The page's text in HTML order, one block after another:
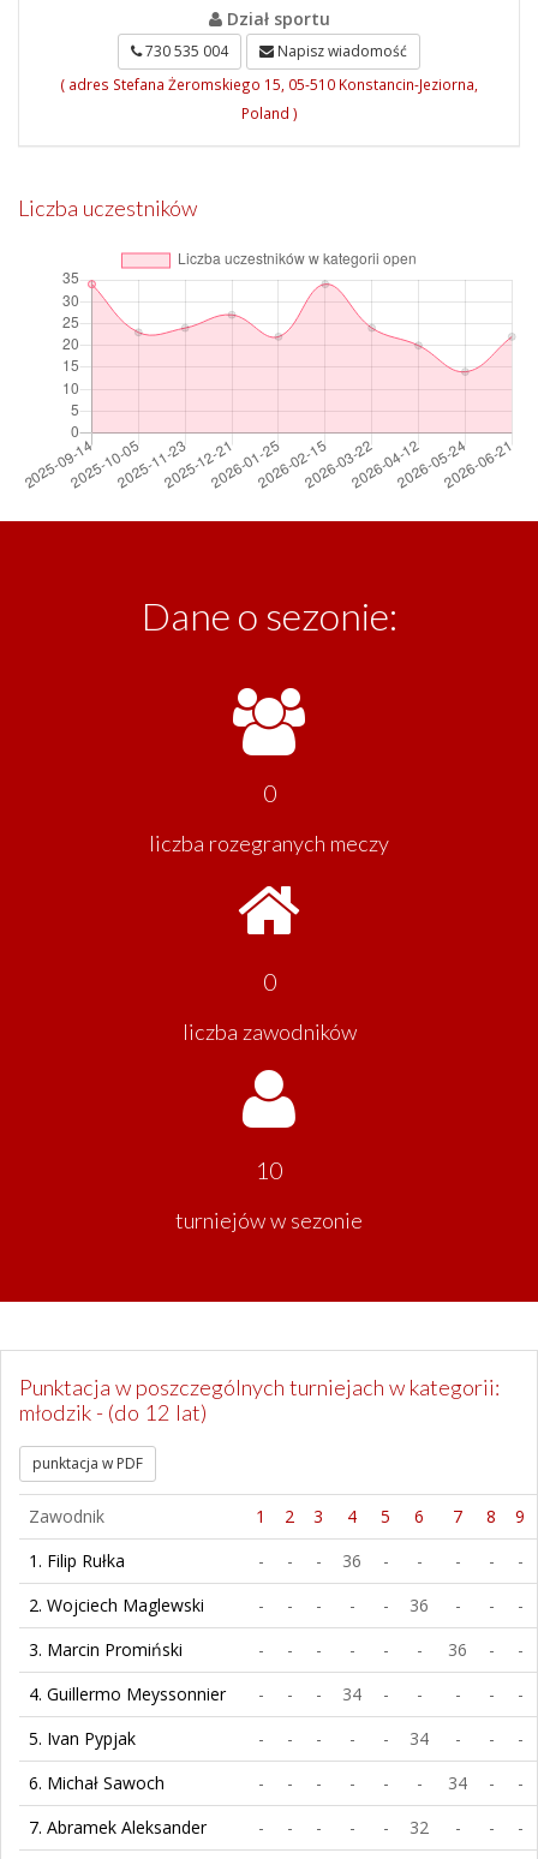
Dział sportu
730 535 004 Napisz wiadomość
( adres Stefana Żeromskiego 15, 05-510 Konstancin-Jeziorna,
Poland )
Liczba uczestników
Dane o sezonie:
0
liczba rozegranych meczy
0
liczba zawodników
10
turniejów w sezonie
Punktacja w poszczególnych turniejach w kategorii:
młodzik - (do 12 lat)
punktacja w PDF
Zawodnik 1 2 3 4 5 6 7 8
9
1. Filip Rułka
- - - 36 - - - -
-
2. Wojciech Maglewski
- - - - - 36 - -
-
3. Marcin Promiński
- - - - - - 36 -
-
4. Guillermo Meyssonnier
- - - 34 - - - -
-
5. Ivan Pypjak
- - - - - 34 - -
-
6. Michał Sawoch
- - - - - - 34 -
-
7. Abramek Aleksander
- - - - - 32 - -
-